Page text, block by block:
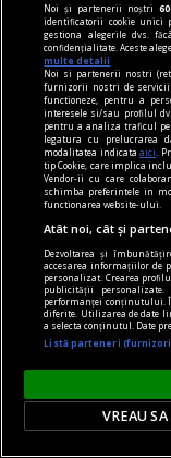
Moștenire cu
tatălui și o
O femeie din
datorie de
aparține
printr-un
Noi și partenerii noștri
identificatorii cookie unici
gestiona alegerile dvs.
confidențialitate. Aceste
multe detalii
Noi si partenerii nostri
furnizorii nostri de servicii
functioneze, pentru a
interesele si/sau profilul
pentru a analiza traficul pe
legatura cu prelucrarea
modalitatea indicataaici
.
tip Cookie, care implica
Vendor-ii cu care
schimba preferintele in
functionarea website-ului.
Atât noi, cât și
Dezvoltarea și
accesarea informațiilor de
personalizat. Crearea
publicității
performanței conținutului.
diferite. Utilizarea de date
a selecta conținutul. Date
Listă parteneri
VREAU